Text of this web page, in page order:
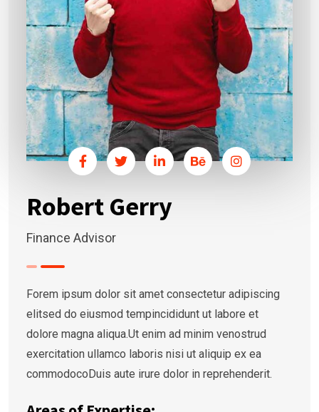
Robert Gerry
Finance Advisor
Forem ipsum dolor sit amet consectetur adipiscing
elitsed do eiusmod tempincididunt ut labore et
dolore magna aliqua.Ut enim ad minim venostrud
exercitation ullamco laboris nisi ut aliquip ex ea
commodocoDuis aute irure dolor in reprehenderit.